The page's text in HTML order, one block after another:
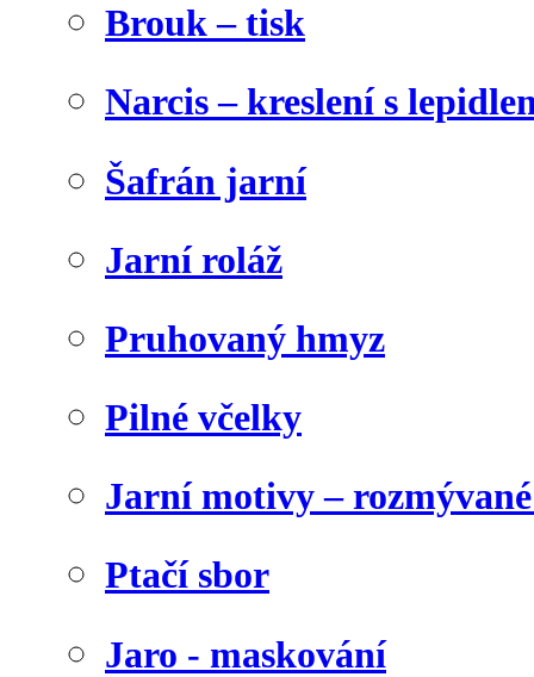
Brouk – tisk
Narcis – kreslení s
Šafrán jarní
Jarní roláž
Pruhovaný hmyz
Pilné včelky
Jarní motivy –
Ptačí sbor
Jaro - maskování